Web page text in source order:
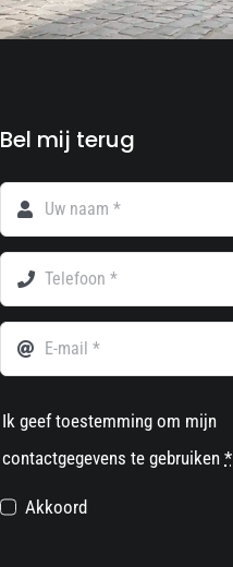
Bel mij terug
Ik geef toestemming om mijn
contactgegevens te gebruiken*
Akkoord